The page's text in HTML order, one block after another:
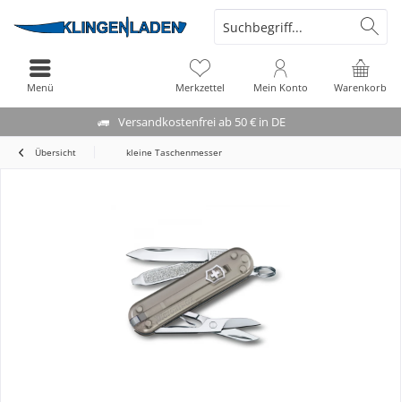
Versandkostenfrei ab 50 € in DE
Warenkorb
Merkzettel Mein Konto
Menü
Übersicht kleine Taschenmesser